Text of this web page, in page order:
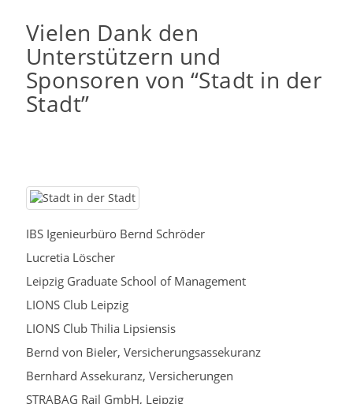
Vielen Dank den
Unterstützern und
Sponsoren von “Stadt in der
Stadt”
IBS Igenieurbüro Bernd Schröder
Lucretia Löscher
Leipzig Graduate School of Management
LIONS Club Leipzig
LIONS Club Thilia Lipsiensis
Bernd von Bieler, Versicherungsassekuranz
Bernhard Assekuranz, Versicherungen
STRABAG Rail GmbH, Leipzig